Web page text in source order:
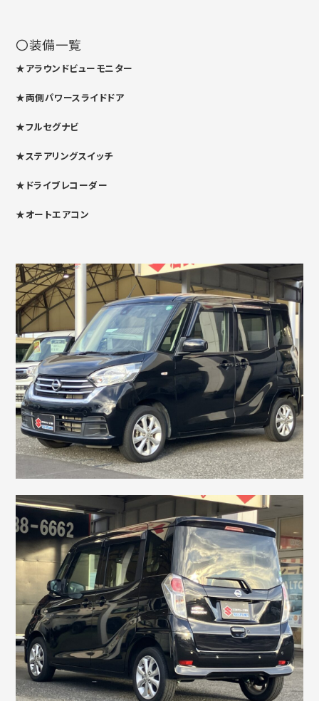
〇装備一覧
★アラウンドビューモニター
★両側パワースライドドア
★フルセグナビ
★ステアリングスイッチ
★ドライブレコーダー
★オートエアコン